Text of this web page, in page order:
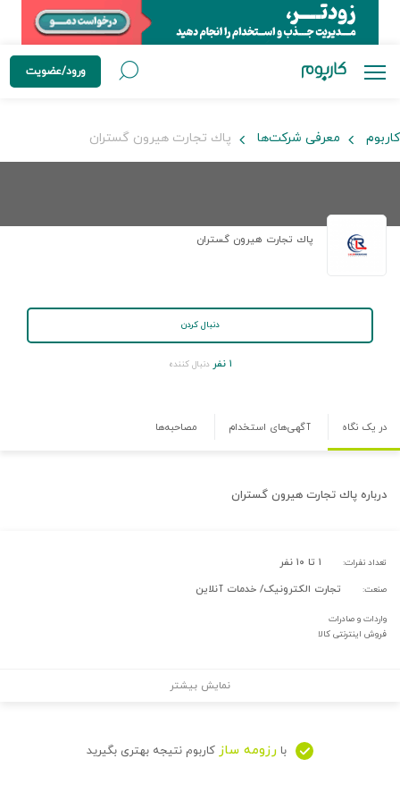
ورود/عضویت
کاربوم معرفی شرکت‌ها پاك تجارت هيرون گستران
پاك تجارت هيرون گستران
دنبال کردن
۱ نفر دنبال کننده
در یک نگاه آگهی‌های استخدام مصاحبه‌ها
درباره پاك تجارت هيرون گستران
تعداد نفرات: ۱ تا ۱۰ نفر
صنعت: تجارت الکترونیک/ خدمات آنلاین
واردات و صادرات
فروش اینترنتی کالا
نمایش بیشتر
با رزومه ساز کاربوم نتیجه بهتری بگیرید